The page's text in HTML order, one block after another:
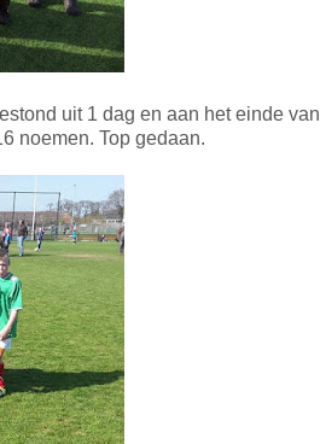
uit 1 dag en aan het einde van
noemen. Top gedaan.